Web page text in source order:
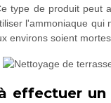
type de produit peut
l'ammoniaque
environs soient mortes.
effectuer